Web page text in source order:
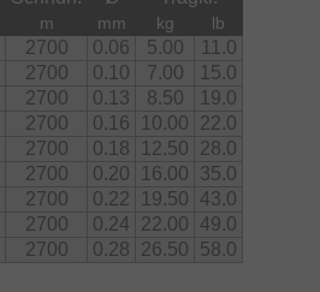
m mm kg lb
2700 0.06 5.00
11.0
2700 0.10 7.00
15.0
2700 0.13 8.50
19.0
2700 0.16 10.00
22.0
2700 0.18 12.50
28.0
2700 0.20 16.00
35.0
2700 0.22 19.50
43.0
2700 0.24 22.00
49.0
2700 0.28 26.50 58.0